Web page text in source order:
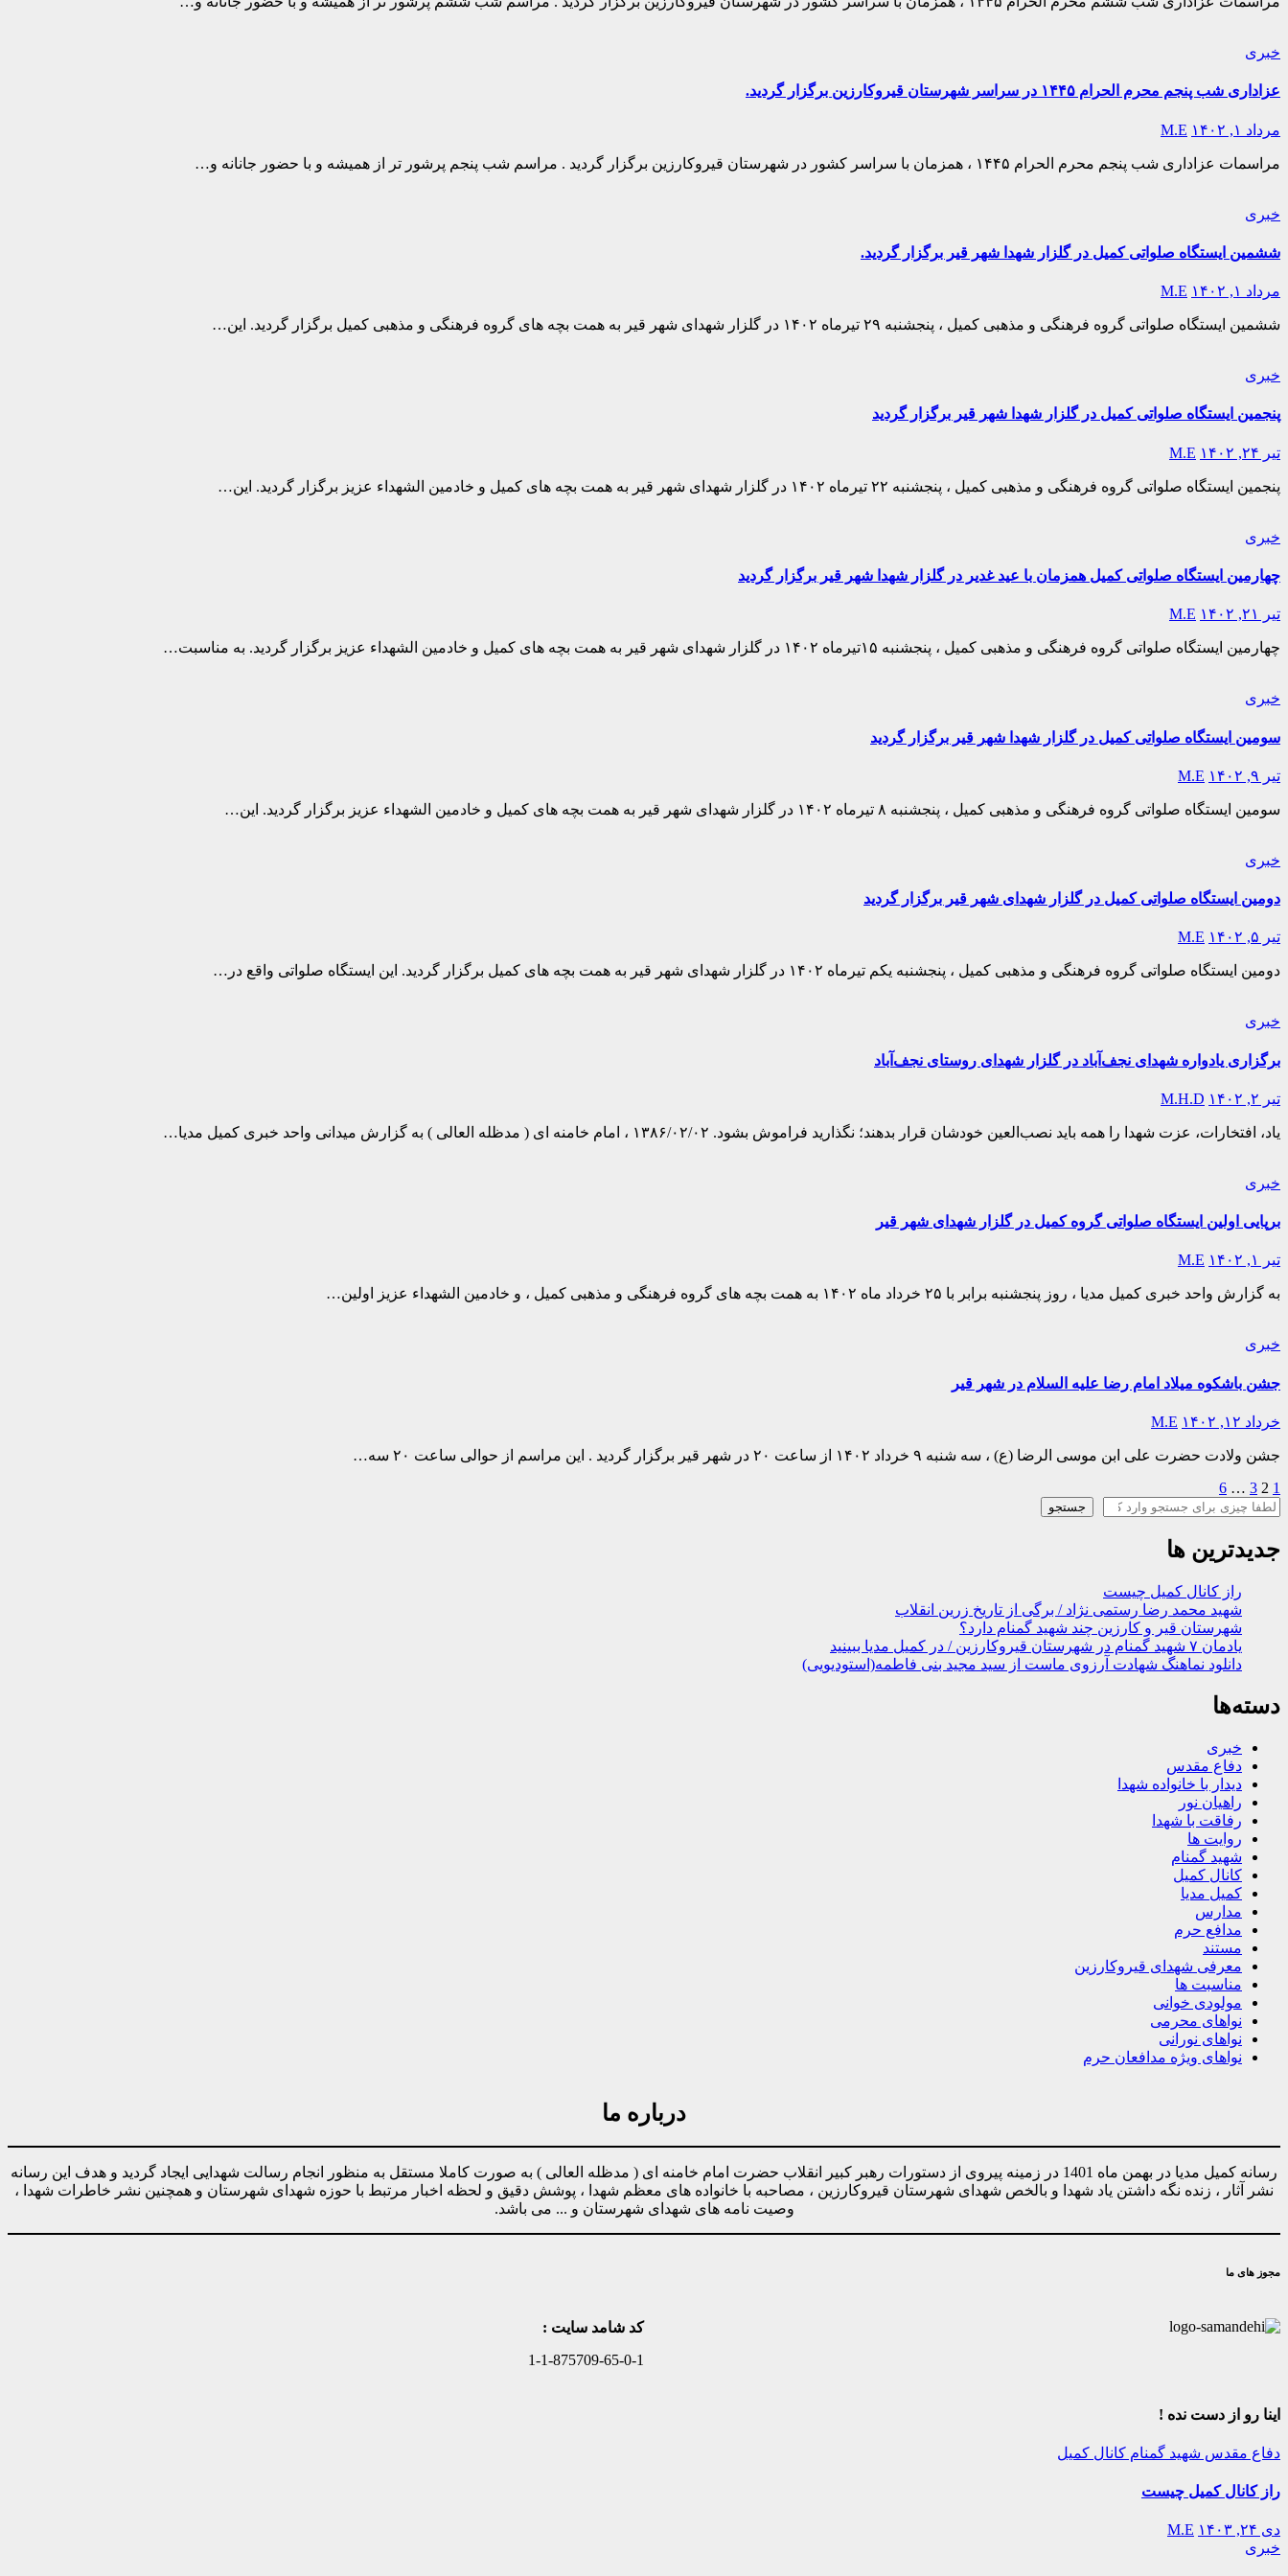
خبری
عزاداری شب پنجم محرم الحرام ۱۴۴۵ در سراسر شهرستان قیروکارزین برگزار گردید.
مرداد ۱, ۱۴۰۲ M.E
مراسمات عزاداری شب پنجم محرم الحرام ۱۴۴۵ ، همزمان با سراسر کشور در شهرستان قیروکارزین برگزار گردید . مراسم شب پنجم پرشور تر از همیشه و با حضور جانانه و…
خبری
ششمین ایستگاه صلواتی کمیل در گلزار شهدا شهر قیر برگزار گردید.
مرداد ۱, ۱۴۰۲ M.E
ششمین ایستگاه صلواتی گروه فرهنگی و مذهبی کمیل ، پنجشنبه ۲۹ تیرماه ۱۴۰۲ در گلزار شهدای شهر قیر به همت بچه های گروه فرهنگی و مذهبی کمیل برگزار گردید. این…
خبری
پنجمین ایستگاه صلواتی کمیل در گلزار شهدا شهر قیر برگزار گردید
تیر ۲۴, ۱۴۰۲ M.E
پنجمین ایستگاه صلواتی گروه فرهنگی و مذهبی کمیل ، پنجشنبه ۲۲ تیرماه ۱۴۰۲ در گلزار شهدای شهر قیر به همت بچه های کمیل و خادمین الشهداء عزیز برگزار گردید. این…
خبری
چهارمین ایستگاه صلواتی کمیل همزمان با عید غدیر در گلزار شهدا شهر قیر برگزار گردید
تیر ۲۱, ۱۴۰۲ M.E
چهارمین ایستگاه صلواتی گروه فرهنگی و مذهبی کمیل ، پنجشنبه ۱۵تیرماه ۱۴۰۲ در گلزار شهدای شهر قیر به همت بچه های کمیل و خادمین الشهداء عزیز برگزار گردید. به مناسبت…
خبری
سومین ایستگاه صلواتی کمیل در گلزار شهدا شهر قیر برگزار گردید
تیر ۹, ۱۴۰۲ M.E
سومین ایستگاه صلواتی گروه فرهنگی و مذهبی کمیل ، پنجشنبه ۸ تیرماه ۱۴۰۲ در گلزار شهدای شهر قیر به همت بچه های کمیل و خادمین الشهداء عزیز برگزار گردید. این…
خبری
دومین ایستگاه صلواتی کمیل در گلزار شهدای شهر قیر برگزار گردید
تیر ۵, ۱۴۰۲ M.E
دومین ایستگاه صلواتی گروه فرهنگی و مذهبی کمیل ، پنجشنبه یکم تیرماه ۱۴۰۲ در گلزار شهدای شهر قیر به همت بچه های کمیل برگزار گردید. این ایستگاه صلواتی واقع در…
خبری
برگزاری یادواره شهدای نجف‌آباد در گلزار شهدای روستای نجف‌آباد
تیر ۲, ۱۴۰۲ M.H.D
یاد، افتخارات، عزت شهدا را همه باید نصب‌العین خودشان قرار بدهند؛ نگذارید فراموش بشود. ۱۳۸۶/۰۲/۰۲ ، امام خامنه ای ( مدظله العالی ) به گزارش میدانی واحد خبری کمیل مدیا…
خبری
برپایی اولین ایستگاه صلواتی گروه کمیل در گلزار شهدای شهر قیر
تیر ۱, ۱۴۰۲ M.E
به گزارش واحد خبری کمیل مدیا ، روز پنجشنبه برابر با ۲۵ خرداد ماه ۱۴۰۲ به همت بچه های گروه فرهنگی و مذهبی کمیل ، و خادمین الشهداء عزیز اولین…
خبری
جشن باشکوه میلاد امام رضا علیه السلام در شهر قیر
خرداد ۱۲, ۱۴۰۲ M.E
جشن ولادت حضرت علی ابن موسی الرضا (ع) ، سه شنبه ۹ خرداد ۱۴۰۲ از ساعت ۲۰ در شهر قیر برگزار گردید . این مراسم از حوالی ساعت ۲۰ سه…
صفحه‌بندی
نوشته‌ها
1
2
3
…
6
جستجو
جستجو
جدیدترین ها
راز کانال کمیل چیست
شهید محمد رضا رستمی نژاد / برگی از تاریخ زرین انقلاب
شهرستان قیر و کارزین چند شهید گمنام دارد؟
یادمان ۷ شهید گمنام در شهرستان قیروکارزین / در کمیل مدیا ببینید
دانلود نماهنگ شهادت آرزوی ماست از سید مجید بنی فاطمه(استودیویی)
دسته‌ها
خبری
دفاع مقدس
دیدار با خانواده شهدا
راهیان نور
رفاقت با شهدا
روایت ها
شهید گمنام
کانال کمیل
کمیل مدیا
مدارس
مدافع حرم
مستند
معرفی شهدای قیروکارزین
مناسبت ها
مولودی خوانی
نواهای محرمی
نواهای نورانی
نواهای ویژه مدافعان حرم
درباره ما
رسانه کمیل مدیا در بهمن ماه 1401 در زمینه پیروی از دستورات رهبر کبیر انقلاب حضرت امام خامنه ای ( مدظله العالی ) به صورت کاملا مستقل به منظور انجام رسالت شهدایی ایجاد گردید و هدف این رسانه
نشر آثار ، زنده نگه داشتن یاد شهدا و بالخص شهدای شهرستان قیروکارزین ، مصاحبه با خانواده های معظم شهدا ، پوشش دقیق و لحظه اخبار مرتبط با حوزه شهدای شهرستان و همچنین نشر خاطرات شهدا ،
وصیت نامه های شهدای شهرستان و ... می باشد.
مجوز های ما
کد شامد سایت :
1-1-875709-65-0-1
اینا رو از دست نده !
دفاع مقدس شهید گمنام کانال کمیل
راز کانال کمیل چیست
دی ۲۴, ۱۴۰۳
M.E
خبری